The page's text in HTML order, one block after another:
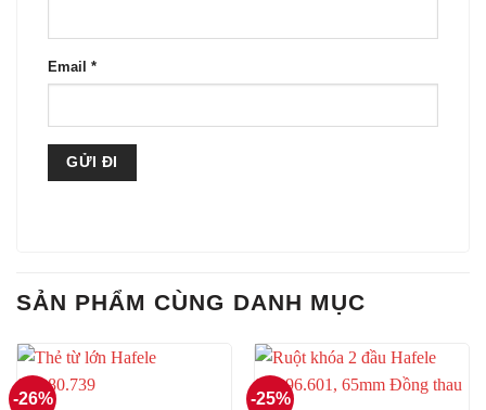
Email *
SẢN PHẨM CÙNG DANH MỤC
-26% -25%